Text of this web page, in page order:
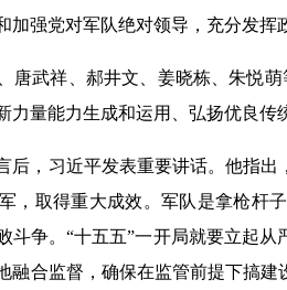
加强党对军队绝对领导，充分发
武祥、郝井文、姜晓栋、朱悦萌
力量能力生成和运用、弘扬优良传
，习近平发表重要讲话。他指出
，取得重大成效。军队是拿枪杆
斗争。“十五五”一开局就要立起
融合监督，确保在监管前提下搞